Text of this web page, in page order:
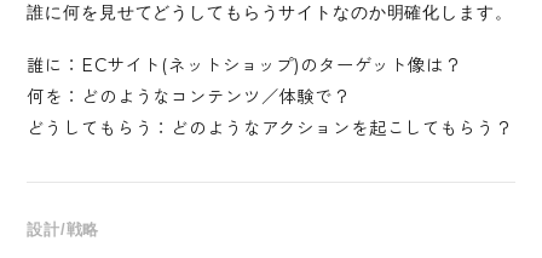
誰に何を見せてどうしてもらうサイトなのか明確化します。
誰に：ECサイト(ネットショップ)のターゲット像は？
何を：どのようなコンテンツ／体験で？
どうしてもらう：どのようなアクションを起こしてもらう？
設計/戦略